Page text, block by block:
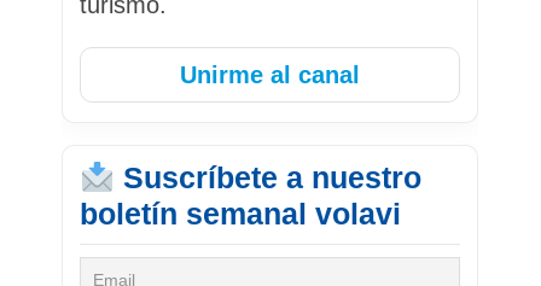
Unirme al canal
Suscríbete a nuestro
boletín semanal volavi